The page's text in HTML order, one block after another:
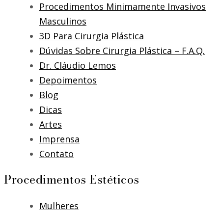
Procedimentos Minimamente Invasivos
Masculinos
3D Para Cirurgia Plástica
Dúvidas Sobre Cirurgia Plástica – F.A.Q.
Dr. Cláudio Lemos
Depoimentos
Blog
Dicas
Artes
Imprensa
Contato
Procedimentos Estéticos
Mulheres